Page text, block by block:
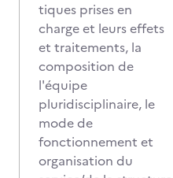
tiques prises en
charge et leurs effets
et traitements, la
composition de
l'équipe
pluridisciplinaire, le
mode de
fonctionnement et
organisation du